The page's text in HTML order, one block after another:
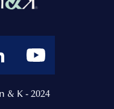
& K - 2024